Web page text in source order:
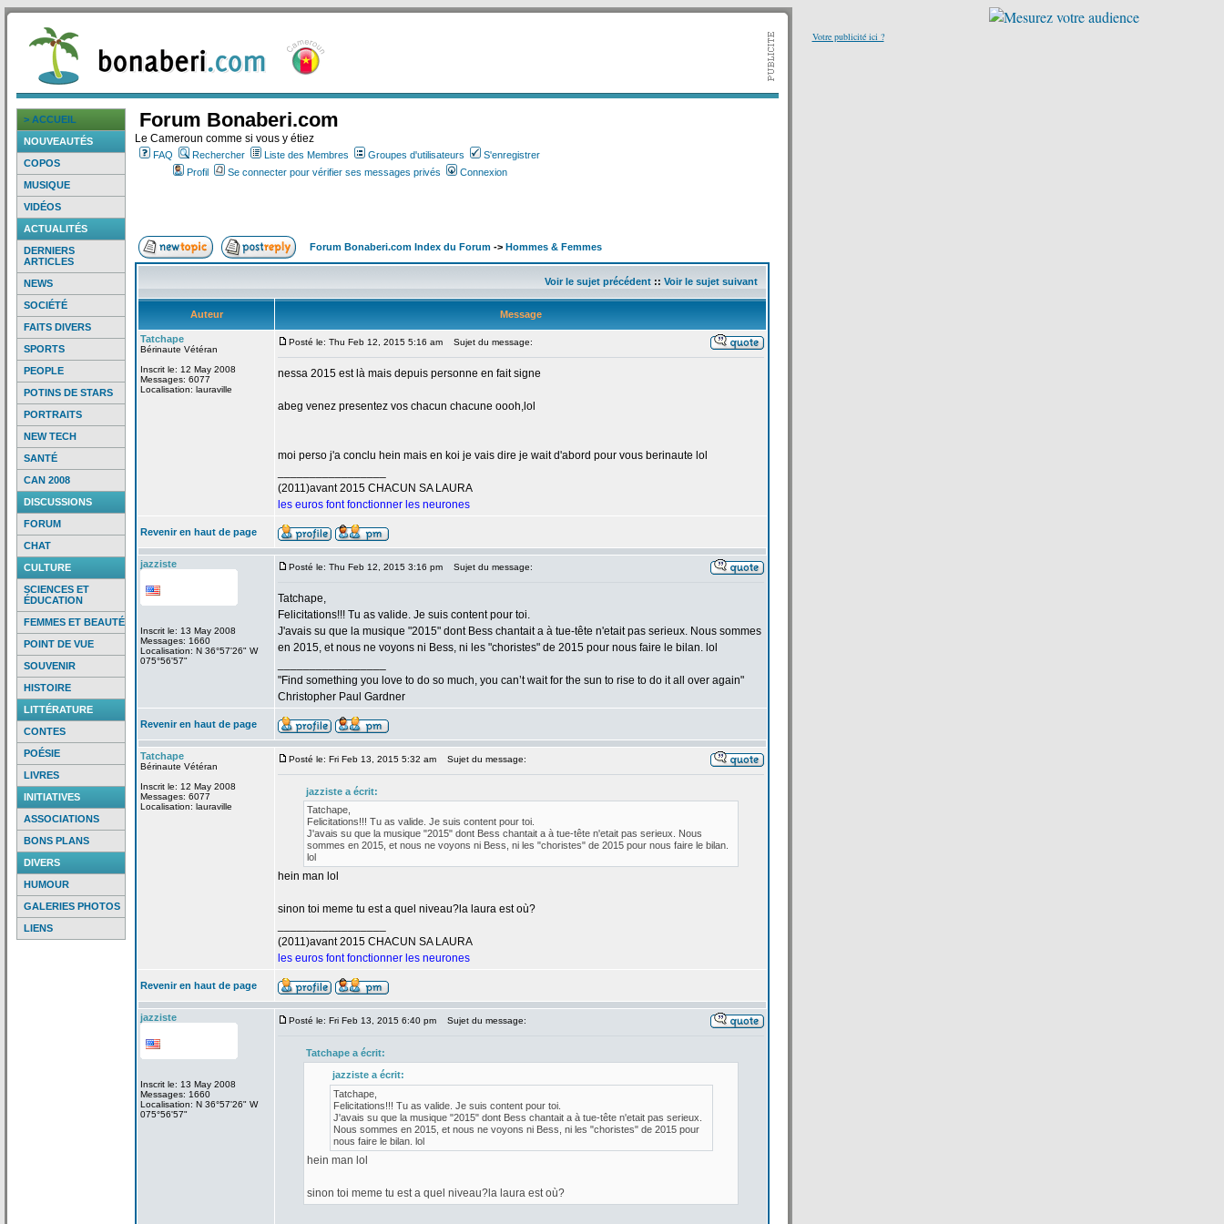
> ACCUEIL
NOUVEAUTÉS
COPOS
MUSIQUE
VIDÉOS
ACTUALITÉS
DERNIERS
ARTICLES
NEWS
SOCIÉTÉ
FAITS DIVERS
SPORTS
PEOPLE
POTINS DE STARS
PORTRAITS
NEW TECH
SANTÉ
CAN 2008
DISCUSSIONS
FORUM
CHAT
CULTURE
SCIENCES ET
ÉDUCATION
FEMMES ET BEAUTÉ
POINT DE VUE
SOUVENIR
HISTOIRE
LITTÉRATURE
CONTES
POÉSIE
LIVRES
INITIATIVES
ASSOCIATIONS
BONS PLANS
DIVERS
HUMOUR
GALERIES PHOTOS
LIENS
Forum Bonaberi.com
Le Cameroun comme si vous y étiez
FAQ Rechercher Liste des Membres Groupes d'utilisateurs
S'enregistrer
Profil
Se connecter pour vérifier ses messages privés Connexion
Forum Bonaberi.com Index du Forum -> Hommes & Femmes
Voir le sujet précédent :: Voir le sujet suivant
Auteur Message
Tatchape
Bérinaute Vétéran
Inscrit le: 12 May 2008
Messages: 6077
Localisation: lauraville
Posté le: Thu Feb 12, 2015 5:16 am Sujet du message:
nessa 2015 est là mais depuis personne en fait signe
abeg venez presentez vos chacun chacune oooh,lol
moi perso j'a conclu hein mais en koi je vais dire je wait d'abord pour vous berinaute lol
(2011)avant 2015 CHACUN SA LAURA
les euros font fonctionner les neurones
Revenir en haut de page
jazziste
Inscrit le: 13 May 2008
Messages: 1660
Localisation: N 36°57'26" W
075°56'57"
Posté le: Thu Feb 12, 2015 3:16 pm Sujet du message:
Tatchape,
Felicitations!!! Tu as valide. Je suis content pour toi.
J'avais su que la musique "2015" dont Bess chantait a à tue-tête n'etait pas serieux. Nous sommes
en 2015, et nous ne voyons ni Bess, ni les "choristes" de 2015 pour nous faire le bilan. lol
"Find something you love to do so much, you can’t wait for the sun to rise to do it all over again"
Christopher Paul Gardner
Revenir en haut de page
Tatchape
Bérinaute Vétéran
Inscrit le: 12 May 2008
Messages: 6077
Localisation: lauraville
Posté le: Fri Feb 13, 2015 5:32 am Sujet du message:
jazziste a écrit:
Tatchape,
Felicitations!!! Tu as valide. Je suis content pour toi.
J'avais su que la musique "2015" dont Bess chantait a à tue-tête n'etait pas serieux. Nous
sommes en 2015, et nous ne voyons ni Bess, ni les "choristes" de 2015 pour nous faire le bilan.
lol
hein man lol
sinon toi meme tu est a quel niveau?la laura est où?
(2011)avant 2015 CHACUN SA LAURA
les euros font fonctionner les neurones
Revenir en haut de page
jazziste
Inscrit le: 13 May 2008
Messages: 1660
Localisation: N 36°57'26" W
075°56'57"
Posté le: Fri Feb 13, 2015 6:40 pm Sujet du message:
Tatchape a écrit:
jazziste aécrit:
Tatchape,
Felicitations!!! Tu as valide. Je suis content pour toi.
J'avais su que lamusique "2015" dont Bess chantait aà tue-tête n'etait pas serieux.
Nous sommes en 2015, et nous ne voyons ni Bess, ni les "choristes" de2015 pour
nous faire le bilan. lol
hein man lol
sinon toi meme tu est a quel niveau?la laura est où?
Votre publicité ici ?